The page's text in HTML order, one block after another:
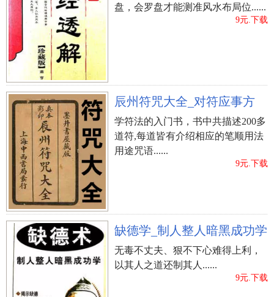
现代风水大师有哪些
现代风水大师有哪些 现代风水大师有哪些，事业
兴旺不仅关系到居家还关系到办公室的风水，风水
关系到一个家庭的运程同时也关系到个人财运，下
面介绍现代风水大师有哪些，大家来看看吧。 现代
风水大师有哪些1 1. 现代风水大师之颜廷利，他是
博览群书之人，山东济南的汉族人士，自幼开始潜
心研究风水学，以倡导原创的人生格言、经典语录
为依托，令同行忌心迭起。目前，颜廷利的声誉越
来越大，在北京、上海、福建、广东、香港、澳
门、台湾及韩国、日本、新加坡、泰国、马来西亚
等地均留下足迹，被称作“中国最有名风水大
师”、‘三僚村最好风水师’“中国易学大师”、“中国著
名风水大师”、“中国权威风水大师”“三僚村最厉害
的风水师”等，受到各大媒体的关注与追捧。 2. 现
代风水大师之邵伟华，还有他是湖北鄂州市人，曾
经从事过工、农、商、兵、当过干部，后落根于易
盘，会罗盘才能测准风水布局位......
9元.下载
辰州符咒大全_对符应事方
学符法的入门书，书中共描述200多
道符,每道皆有介绍相应的笔顺用法
用途咒语......
9元.下载
缺德学_制人整人暗黑成功学
无毒不丈夫、狠不下心难得上利，
以其人之道还制其人......
9元.下载